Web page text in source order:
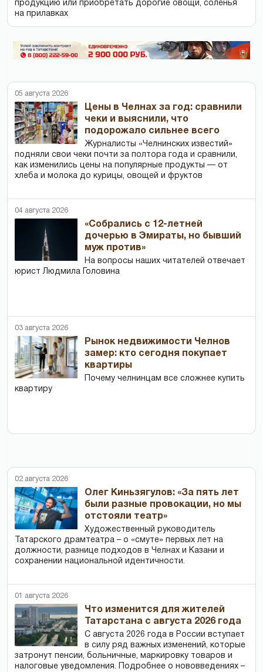
продукцию или приобретать дорогие овощи, соленья
на прилавках
05 августа 2026
Цены в Челнах за год: сравнили
чеки и выяснили, что
подорожало сильнее всего
Журналисты «Челнинских известий»
подняли свои чеки почти за полтора года и сравнили,
как изменились цены на популярные продукты — от
хлеба и молока до курицы, овощей и фруктов
04 августа 2026
«Собрались с 12-летней
дочерью в Эмираты, но бывший
муж против»
На вопросы наших читателей отвечает
юрист Людмила Головина
03 августа 2026
Рынок недвижимости Челнов
замер: кто сегодня покупает
квартиры
Почему челнинцам все сложнее купить
квартиру
02 августа 2026
Олег Киньзягулов: «За пять лет
были разные провокации, но мы
отстояли театр»
Художественный руководитель
Татарского драмтеатра – о «смуте» первых лет на
должности, разнице подходов в Челнах и Казани и
сохранении национальной идентичности.
01 августа 2026
Что изменится для жителей
Татарстана с августа 2026 года
С августа 2026 года в России вступает
в силу ряд важных изменений, которые
затронут пенсии, больничные, маркировку товаров и
налоговые уведомления. Подробнее о нововведениях –